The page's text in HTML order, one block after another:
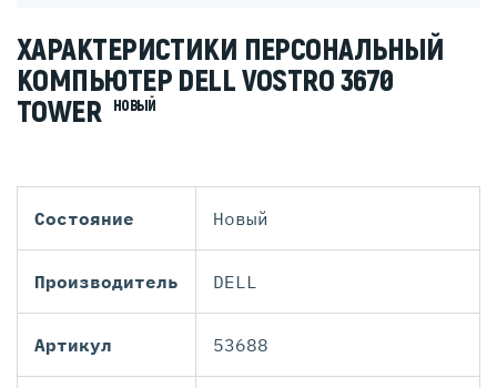
ХАРАКТЕРИСТИКИ ПЕРСОНАЛЬНЫЙ
КОМПЬЮТЕР DELL VOSTRO 3670
TOWER
НОВЫЙ
Состояние Новый
Производитель DELL
Артикул 53688